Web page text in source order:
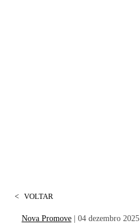
< VOLTAR
Nova Promove| 04 dezembro 2025